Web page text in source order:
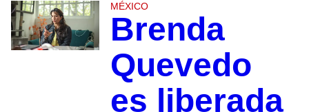
MÉXICO
Brenda
Quevedo
es liberada